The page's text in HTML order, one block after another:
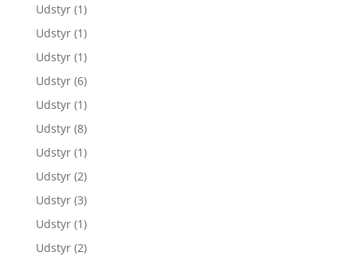
Udstyr (1)
Udstyr (1)
Udstyr (1)
Udstyr (6)
Udstyr (1)
Udstyr (8)
Udstyr (1)
Udstyr (2)
Udstyr (3)
Udstyr (1)
Udstyr (2)